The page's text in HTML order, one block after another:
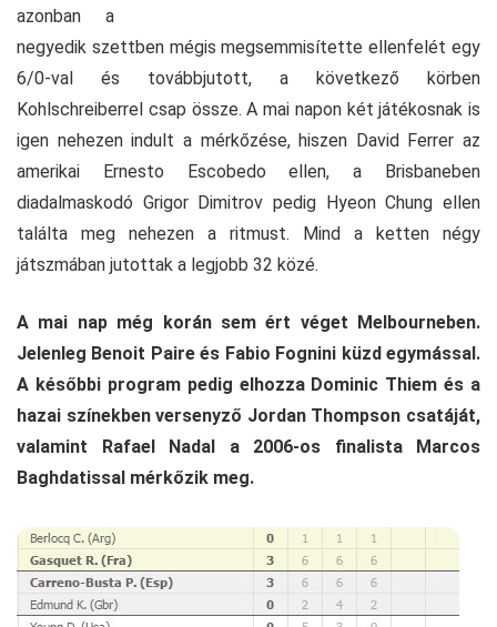
azonban a
negyedik szettben mégis megsemmisítette ellenfelét egy
6/0-val és továbbjutott, a következő körben
Kohlschreiberrel csap össze. A mai napon két játékosnak is
igen nehezen indult a mérkőzése, hiszen David Ferrer az
amerikai Ernesto Escobedo ellen, a Brisbaneben
diadalmaskodó Grigor Dimitrov pedig Hyeon Chung ellen
találta meg nehezen a ritmust. Mind a ketten négy
játszmában jutottak a legjobb 32 közé.
A mai nap még korán sem ért véget Melbourneben.
Jelenleg Benoit Paire és Fabio Fognini küzd egymással.
A későbbi program pedig elhozza Dominic Thiem és a
hazai színekben versenyző Jordan Thompson csatáját,
valamint Rafael Nadal a 2006-os finalista Marcos
Baghdatissal mérkőzik meg.